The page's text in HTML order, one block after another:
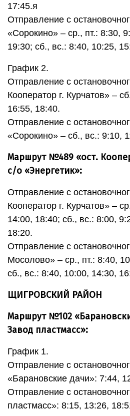
17:45.я
Отправление с
«Сорокино» – ср., пт.: 8:30,
19:30; сб., вс.: 8:40, 10:25,
График 2.
Отправление с
Кооператор г. Курчатов» –
16:55, 18:40.
Отправление с
«Сорокино» – сб., вс.: 9:10,
Маршрут №489 «ост.
с/о «Энергетик»:
Отправление с
Кооператор г. Курчатов» –
14:00, 18:40; сб., вс.: 8:00,
18:20.
Отправление с
Мосолово» – ср., пт.: 8:40,
сб., вс.: 8:40, 10:00, 14:30,
ЩИГРОВСКИЙ РАЙОН
Маршрут №102
Завод пластмасс»:
График 1.
Отправление с
«Барановские дачи»: 7:44,
Отправление с
пластмасс»: 8:15, 13:26,